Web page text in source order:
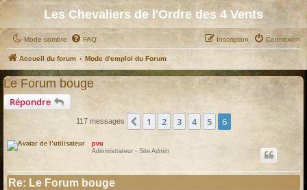
Les Chevaliers de l'Ordre des 4 Vents
Mode sombre FAQ Connexion
Inscription
Accueil du forum Mode d'emploi du Forum
Le Forum bouge
Répondre
117 messages Précédent
1 2 3 4 5 6
pvu
Administrateur - Site Admin
Re: Le Forum bouge